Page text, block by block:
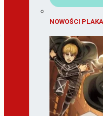
NOWOŚCI